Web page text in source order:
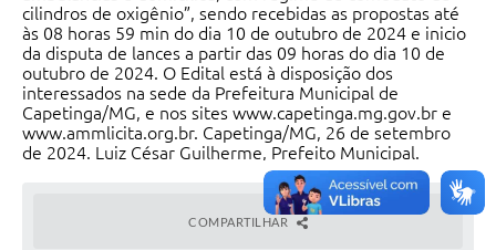
cilindros de oxigênio”, sendo recebidas as propostas até
às 08 horas 59 min do dia 10 de outubro de 2024 e inicio
da disputa de lances a partir das 09 horas do dia 10 de
outubro de 2024. O Edital está à disposição dos
interessados na sede da Prefeitura Municipal de
Capetinga/MG, e nos sites www.capetinga.mg.gov.br e
www.ammlicita.org.br. Capetinga/MG, 26 de setembro
de 2024. Luiz César Guilherme, Prefeito Municipal.
COMPARTILHAR